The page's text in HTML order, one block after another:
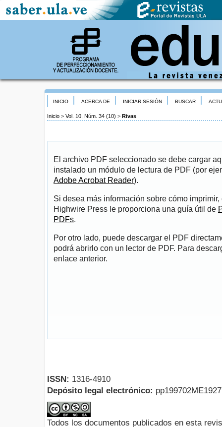
INICIO ACERCA DE INICIAR SESIÓN BUSCAR
Inicio > Vol. 10, Núm. 34 (10) > Rivas
El archivo PDF seleccionado se debe cargar
instalado un módulo de lectura de PDF (por
Adobe Acrobat Reader).
Si desea más información sobre cómo
Highwire Press le proporciona una guía útil de
PDFs.
Por otro lado, puede descargar el PDF
podrá abrirlo con un lector de PDF. Para
enlace anterior.
ISSN: 1316-4910
Depósito legal electrónico:
Todos los documentos publicados en esta